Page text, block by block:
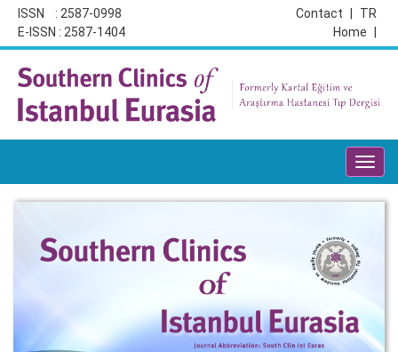
ISSN : 2587-0998
E-ISSN : 2587-1404
TR
Contact
Home